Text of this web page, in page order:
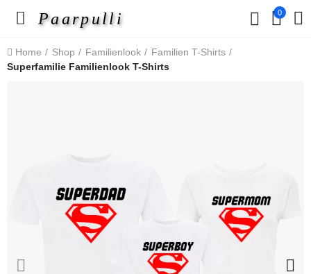
Paarpulli 0
Home Shop Familienlook
Familien T-Shirts
Superfamilie Familienlook T-Shirts